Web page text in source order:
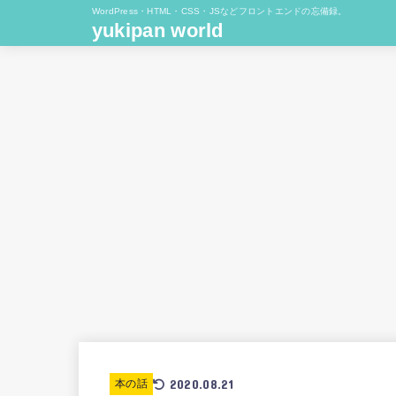
WordPress・HTML・CSS・JSなどフロントエンドの忘備録。
yukipan world
本の話 2020.08.21